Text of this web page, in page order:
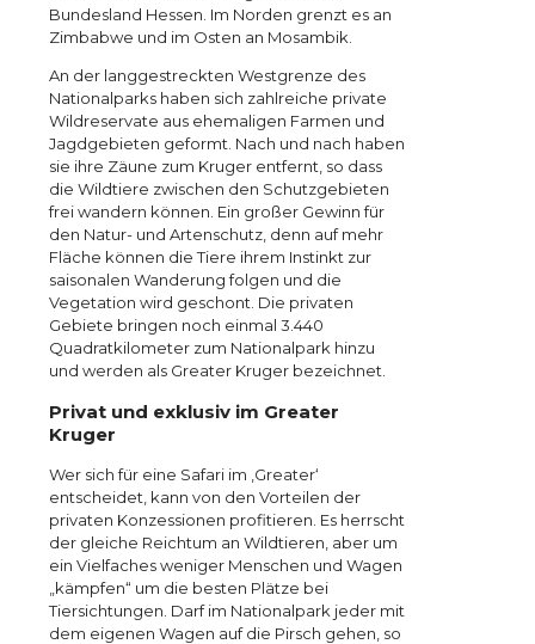
Bundesland Hessen. Im Norden grenzt es an
Zimbabwe und im Osten an Mosambik.
An der langgestreckten Westgrenze des
Nationalparks haben sich zahlreiche private
Wildreservate aus ehemaligen Farmen und
Jagdgebieten geformt. Nach und nach haben
sie ihre Zäune zum Kruger entfernt, so dass
die Wildtiere zwischen den Schutzgebieten
frei wandern können. Ein großer Gewinn für
den Natur- und Artenschutz, denn auf mehr
Fläche können die Tiere ihrem Instinkt zur
saisonalen Wanderung folgen und die
Vegetation wird geschont. Die privaten
Gebiete bringen noch einmal 3.440
Quadratkilometer zum Nationalpark hinzu
und werden als Greater Kruger bezeichnet.
Privat und exklusiv im Greater
Kruger
Wer sich für eine Safari im ‚Greater‘
entscheidet, kann von den Vorteilen der
privaten Konzessionen profitieren. Es herrscht
der gleiche Reichtum an Wildtieren, aber um
ein Vielfaches weniger Menschen und Wagen
„kämpfen“ um die besten Plätze bei
Tiersichtungen. Darf im Nationalpark jeder mit
dem eigenen Wagen auf die Pirsch gehen, so